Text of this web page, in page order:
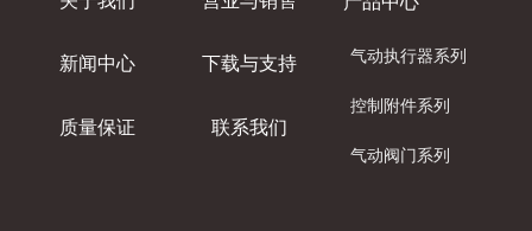
新闻中心
质量保证
下载与支持
联系我们
气动执行器系列
控制附件系列
气动阀门系列